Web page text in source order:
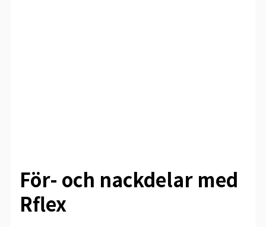
För- och nackdelar med
Rflex